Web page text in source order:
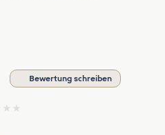
Bewertung schreiben
★ ★